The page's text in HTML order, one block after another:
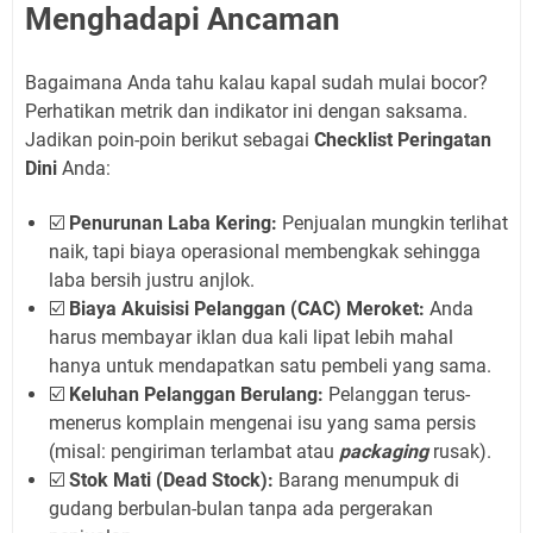
Menghadapi Ancaman
Bagaimana Anda tahu kalau kapal sudah mulai bocor?
Perhatikan metrik dan indikator ini dengan saksama.
Jadikan poin-poin berikut sebagai Checklist Peringatan
Dini Anda:
☑️ Penurunan Laba Kering: Penjualan mungkin terlihat
naik, tapi biaya operasional membengkak sehingga
laba bersih justru anjlok.
☑️ Biaya Akuisisi Pelanggan (CAC) Meroket: Anda
harus membayar iklan dua kali lipat lebih mahal
hanya untuk mendapatkan satu pembeli yang sama.
☑️ Keluhan Pelanggan Berulang: Pelanggan terus-
menerus komplain mengenai isu yang sama persis
(misal: pengiriman terlambat atau packagingrusak).
☑️ Stok Mati (Dead Stock): Barang menumpuk di
gudang berbulan-bulan tanpa ada pergerakan